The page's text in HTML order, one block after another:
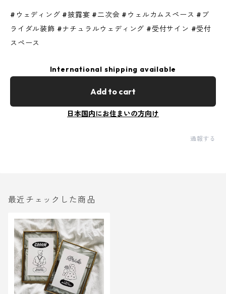
#ウェディング #披露宴 #二次会 #ウェルカムスペース #ブ
ライダル装飾 #ナチュラルウェディング #受付サイン #受付
スペース
International shipping available
Add to cart
日本国内にお住まいの方向け
通報する
最近チェックした商品